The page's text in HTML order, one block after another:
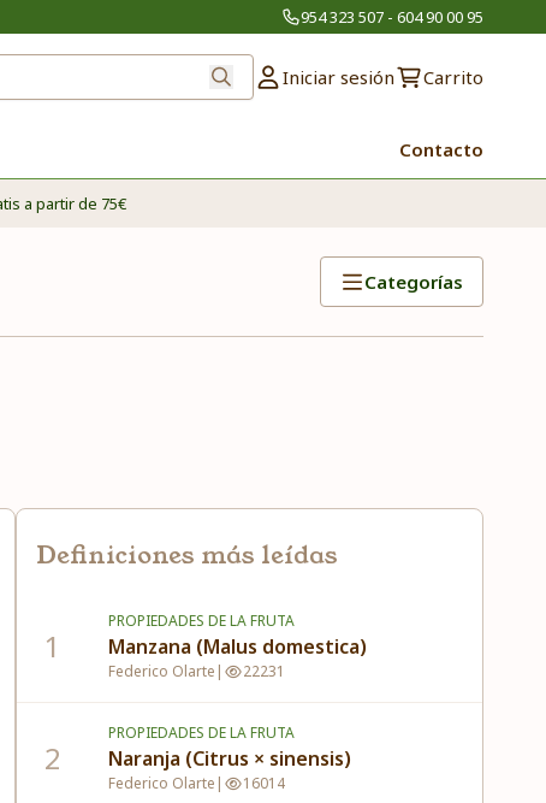
954 323 507 - 604 90 00 95
Iniciar sesión Carrito
Contacto
a partir de 75€
Categorías
Definiciones más leídas
1
PROPIEDADES DE LA FRUTA
Manzana (Malus domestica)
Federico Olarte | 22231
2
PROPIEDADES DE LA FRUTA
Naranja (Citrus × sinensis)
Federico Olarte | 16014